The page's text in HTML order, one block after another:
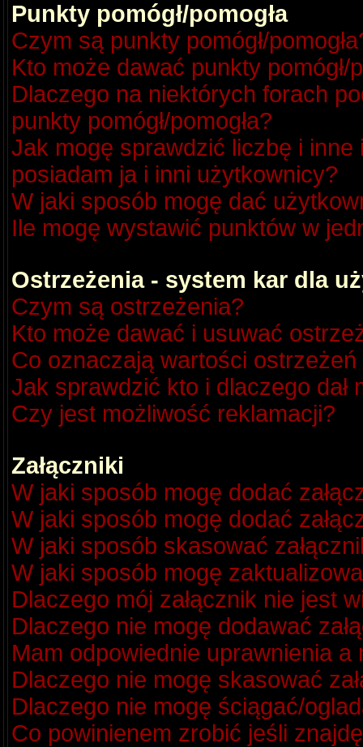
Punkty pomógł/pomogła
Czym są punkty pomógł/
Kto może dawać punkty pomógł/
Dlaczego na niektórych forach
punkty pomógł/pomogła?
Jak mogę sprawdzić liczbę i
posiadam ja i inni użytkownicy?
W jaki sposób mogę dać
Ile mogę wystawić punktów w
Ostrzeżenia - system kar dla
Czym są ostrzeżenia?
Kto może dawać i usuwać
Co oznaczają wartości
Jak sprawdzić kto i dlaczego dał
Czy jest możliwość reklamacji?
Załączniki
W jaki sposób mogę dodać
W jaki sposób mogę dodać
W jaki sposób skasować
W jaki sposób mogę
Dlaczego mój załącznik nie jest
Dlaczego nie mogę dodawać
Mam odpowiednie uprawnienia a
Dlaczego nie mogę skasować
Dlaczego nie mogę ściągać/
Co powinienem zrobić jeśli